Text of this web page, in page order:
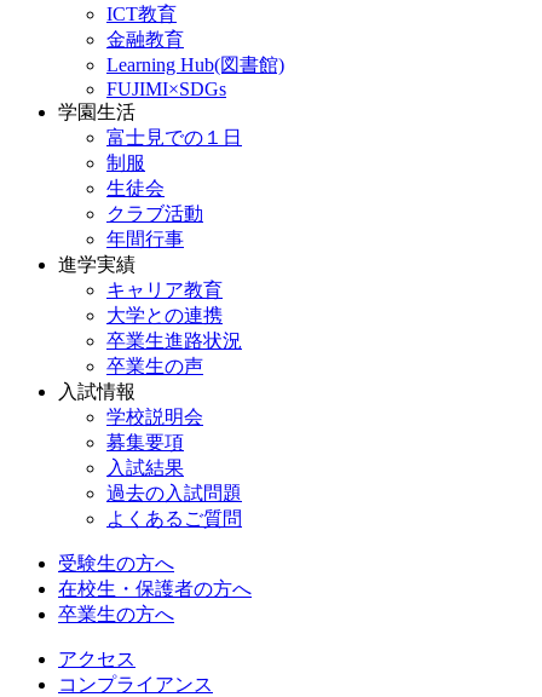
ICT教育
金融教育
Learning Hub(図書館)
FUJIMI×SDGs
学園生活
富士見での１日
制服
生徒会
クラブ活動
年間行事
進学実績
キャリア教育
大学との連携
卒業生進路状況
卒業生の声
入試情報
学校説明会
募集要項
入試結果
過去の入試問題
よくあるご質問
受験生の方へ
在校生・保護者の方へ
卒業生の方へ
アクセス
コンプライアンス